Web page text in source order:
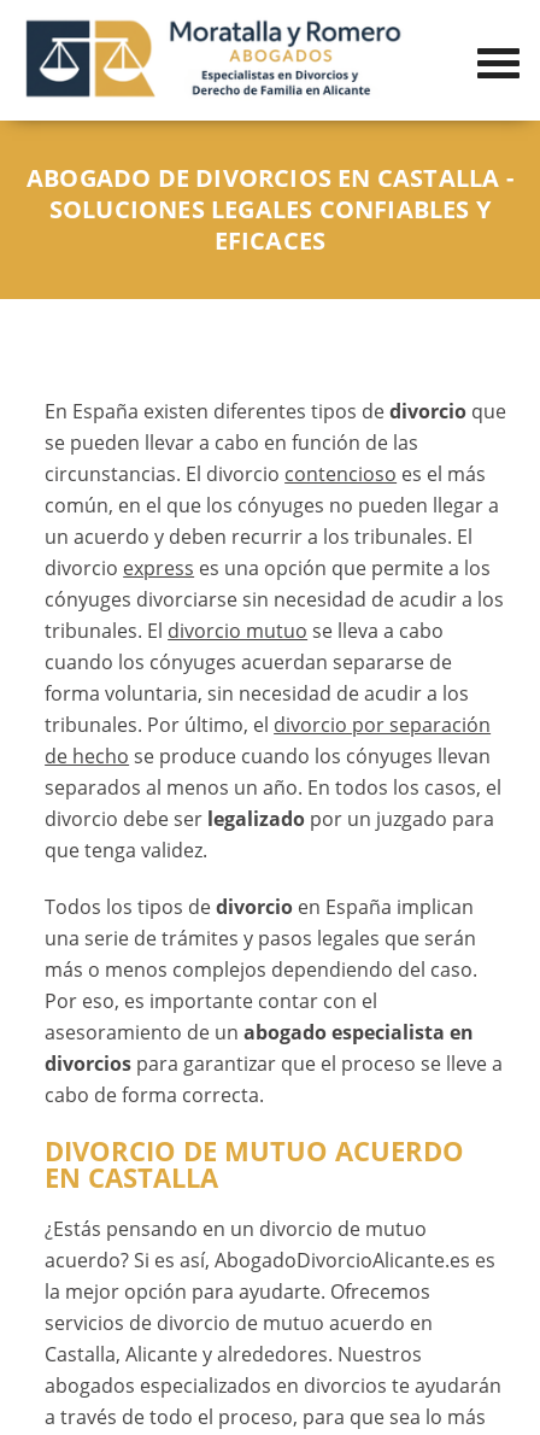
ABOGADO DE DIVORCIOS EN CASTALLA -
SOLUCIONES LEGALES CONFIABLES Y
EFICACES
En España existen diferentes tipos dedivorcio que
se pueden llevar a cabo en función de las
circunstancias. El divorcio contencioso es el más
común, en el que los cónyuges no pueden llegar a
un acuerdo y deben recurrir a los tribunales. El
divorcio express es una opción que permite a los
cónyuges divorciarse sin necesidad de acudir a los
tribunales. El divorcio mutuo se lleva a cabo
cuando los cónyuges acuerdan separarse de
forma voluntaria, sin necesidad de acudir a los
tribunales. Por último, el divorcio por separación
de hecho se produce cuando los cónyuges llevan
separados al menos un año. En todos los casos, el
divorcio debe ser legalizado por un juzgado para
que tenga validez.
Todos los tipos dedivorcio en España implican
una serie de trámites y pasos legales que serán
más o menos complejos dependiendo del caso.
Por eso, es importante contar con el
asesoramiento de unabogado especialista en
divorcios para garantizar que el proceso se lleve a
cabo de forma correcta.
DIVORCIO DE MUTUO ACUERDO
EN CASTALLA
¿Estás pensando en un divorcio de mutuo
acuerdo? Si es así, AbogadoDivorcioAlicante.es es
la mejor opción para ayudarte. Ofrecemos
servicios de divorcio de mutuo acuerdo en
Castalla, Alicante y alrededores. Nuestros
abogados especializados en divorcios te ayudarán
a través de todo el proceso, para que sea lo más